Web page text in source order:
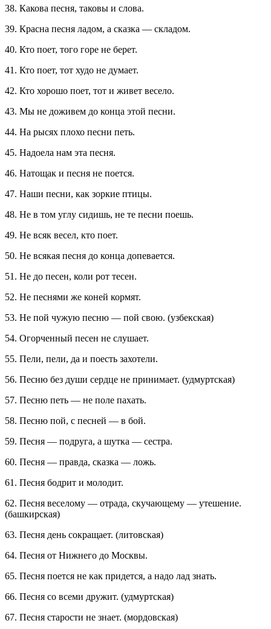
38. Какова песня, таковы и слова.
39. Красна песня ладом, а сказка — складом.
40. Кто поет, того горе не берет.
41. Кто поет, тот худо не думает.
42. Кто хорошо поет, тот и живет весело.
43. Мы не доживем до конца этой песни.
44. На рысях плохо песни петь.
45. Надоела нам эта песня.
46. Натощак и песня не поется.
47. Наши песни, как зоркие птицы.
48. Не в том углу сидишь, не те песни поешь.
49. Не всяк весел, кто поет.
50. Не всякая песня до конца допевается.
51. Не до песен, коли рот тесен.
52. Не песнями же коней кормят.
53. Не пой чужую песню — пой свою. (узбекская)
54. Огорченный песен не слушает.
55. Пели, пели, да и поесть захотели.
56. Песню без души сердце не принимает. (удмуртская)
57. Песню петь — не поле пахать.
58. Песню пой, с песней — в бой.
59. Песня — подруга, а шутка — сестра.
60. Песня — правда, сказка — ложь.
61. Песня бодрит и молодит.
62. Песня веселому — отрада, скучающему — утешение.
(башкирская)
63. Песня день сокращает. (литовская)
64. Песня от Нижнего до Москвы.
65. Песня поется не как придется, а надо лад знать.
66. Песня со всеми дружит. (удмуртская)
67. Песня старости не знает. (мордовская)